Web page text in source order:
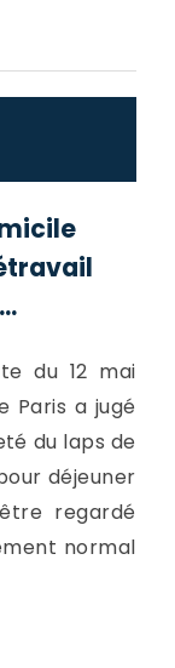
du 12 mai
Paris a jugé
du laps de
déjeuner
regardé
normal